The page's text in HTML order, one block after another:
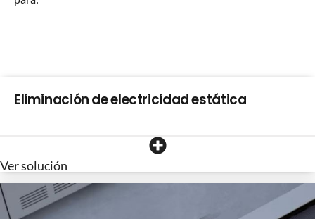
Eliminación de electricidad estática
Ver solución